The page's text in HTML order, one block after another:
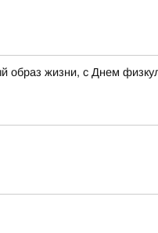
образ жизни, с Днем